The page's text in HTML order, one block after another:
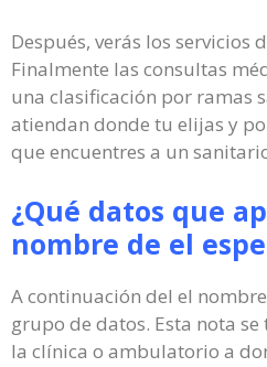
Después, verás los servicios
Finalmente las consultas
una clasificación por ramas
atiendan donde tu elijas y
que encuentres a un
¿Qué datos que
nombre de el
A continuación del el
grupo de datos. Esta nota
la clínica o ambulatorio a